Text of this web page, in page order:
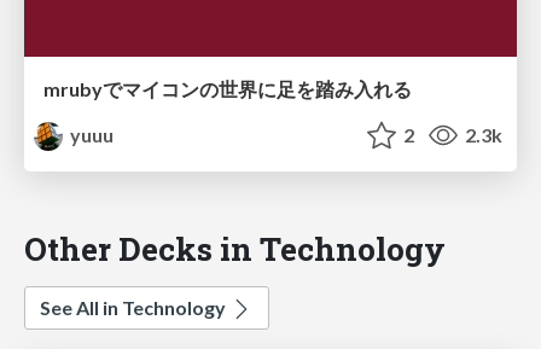
mrubyでマイコンの世界に足を踏み入れる
yuuu
2 2.3k
Other Decks in Technology
See All in Technology